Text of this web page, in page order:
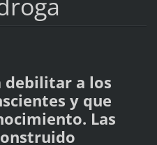
debilitar a los
y que
Las